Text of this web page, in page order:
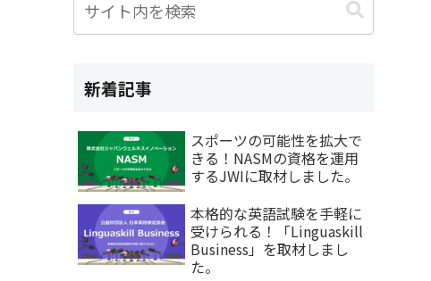
新着記事
スポーツの可能性を拡大で
きる！NASMの資格を運用
するJWIに取材しました。
本格的な英語試験を手軽に
受けられる！「Linguaskill
Business」を取材しまし
た。